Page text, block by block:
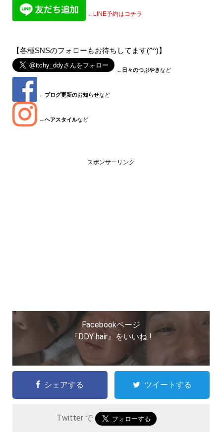
←LINE予約はコチラ
【各種SNSのフォローもお待ちしてます(^^)】
← 日々のつぶやきなど
← ブログ更新のお知らせなど
←ヘアスタイルなど
スポンサーリンク
Facebookページ
『DDY hair』をいいね !
シェアする ツイートする
Twitter で